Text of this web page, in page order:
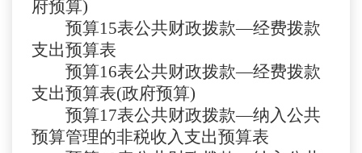
府预算)
预算15表公共财政拨款—经费拨款
支出预算表
预算16表公共财政拨款—经费拨款
支出预算表(政府预算)
预算17表公共财政拨款—纳入公共
预算管理的非税收入支出预算表